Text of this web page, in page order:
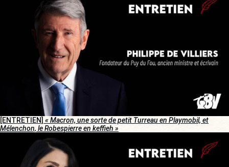
[ENTRETIEN] « Macron, une sorte de petit Turreau en Playmobil, et
Mélenchon, le Robespierre en keffieh »